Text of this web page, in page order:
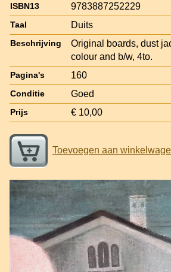
ISBN13 9783887252229
Taal Duits
Beschrijving
Original boards, dust
colour and b/w, 4to.
Pagina's 160
Conditie Goed
Prijs € 10,00
Toevoegen aan